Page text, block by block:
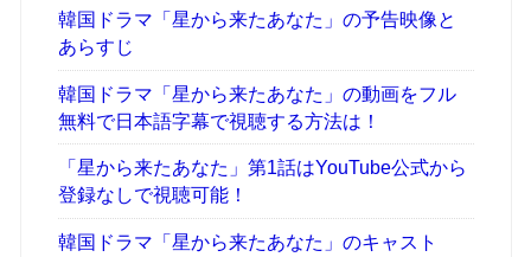
韓国ドラマ「星から来たあなた」の予告映像と
あらすじ
韓国ドラマ「星から来たあなた」の動画をフル
無料で日本語字幕で視聴する方法は！
「星から来たあなた」第1話はYouTube公式から
登録なしで視聴可能！
韓国ドラマ「星から来たあなた」のキャスト